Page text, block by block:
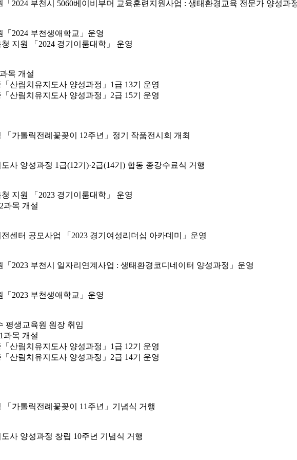
「2024 부천시 5060베이비부머 교육훈련지원사업 : 생태환경교육 전문가 양성과
「2024 부천생애학교」운영
지원 「2024 경기이룸대학」 운영
목 개설
산림치유지도사 양성과정」1급 13기 운영
산림치유지도사 양성과정」2급 15기 운영
「가톨릭전례꽃꽂이 12주년」정기 작품전시회 개최
사 양성과정 1급(12기)·2급(14기) 합동 종강수료식 거행
지원 「2023 경기이룸대학」 운영
과목 개설
센터 공모사업 「2023 경기여성리더십 아카데미」운영
「2023 부천시 일자리연계사업 : 생태환경코디네이터 양성과정」운영
「2023 부천생애학교」운영
평생교육원 원장 취임
과목 개설
산림치유지도사 양성과정」1급 12기 운영
산림치유지도사 양성과정」2급 14기 운영
「가톨릭전례꽃꽂이 11주년」기념식 거행
사 양성과정 창립 10주년 기념식 거행